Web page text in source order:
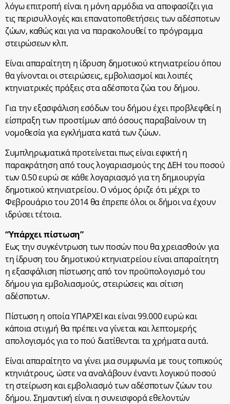
λόγω επιτροπή είναι η μόνη αρμόδια να αποφασίζει για
τις περισυλλογές και επανατοποθετήσεις των αδέσποτων
ζώων, καθώς και για να παρακολουθεί το πρόγραμμα
στειρώσεων κλπ.
Είναι απαραίτητη η ίδρυση δημοτικού κτηνιατρείου όπου
θα γίνονται οι στειρώσεις, εμβολιασμοί και λοιπές
κτηνιατρικές πράξεις στα αδέσποτα ζώα του δήμου.
Για την εξασφάλιση εσόδων του δήμου έχει προβλεφθεί η
είσπραξη των προστίμων από όσους παραβαίνουν τη
νομοθεσία για εγκλήματα κατά των ζώων.
Συμπληρωματικά προτείνεται πως είναι εφικτή η
παρακράτηση από τους λογαριασμούς της ΔΕΗ του ποσού
των 0.50 ευρώ σε κάθε λογαριασμό για τη δημιουργία
δημοτικού κτηνιατρείου. Ο νόμος όριζε ότι μέχρι το
Φεβρουάριο του 2014 θα έπρεπε όλοι οι δήμοι να έχουν
ιδρύσει τέτοια.
“Υπάρχει πίστωση”
Εως την συγκέντρωση των ποσών που θα χρειασθούν για
τη ίδρυση του δημοτικού κτηνιατρείου είναι απαραίτητη
η εξασφάλιση πίστωσης από τον προϋπολογισμό του
δήμου για εμβολιασμούς, στειρώσεις και σίτιση
αδέσποτων.
Πίστωση η οποία ΥΠΑΡΧΕΙ και είναι 99.000 ευρώ και
κάποια στιγμή θα πρέπει να γίνεται και λεπτομερής
απολογισμός για το πού διατίθενται τα χρήματα αυτά.
Είναι απαραίτητο να γίνει μια συμφωνία με τους τοπικούς
κτηνιάτρους, ώστε να αναλάβουν έναντι λογικού ποσού
τη στείρωση και εμβολιασμό των αδέσποτων ζώων του
δήμου. Σημαντική είναι η συνεισφορά εθελοντών